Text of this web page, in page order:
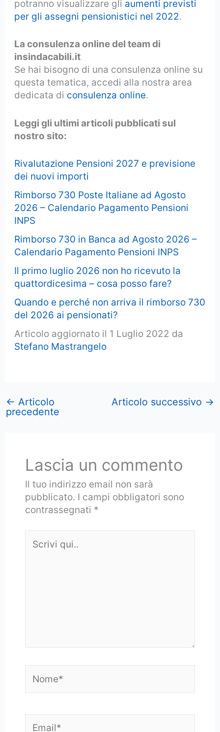
potranno visualizzare gli aumenti previsti
per gli assegni pensionistici nel 2022.
La consulenza online del team di
insindacabili.it
Se hai bisogno di una consulenza online su
questa tematica, accedi alla nostra area
dedicata di consulenza online.
Leggi gli ultimi articoli pubblicati sul
nostro sito:
Rivalutazione Pensioni 2027 e previsione
dei nuovi importi
Rimborso 730 Poste Italiane ad Agosto
2026 – Calendario Pagamento Pensioni
INPS
Rimborso 730 in Banca ad Agosto 2026 –
Calendario Pagamento Pensioni INPS
Il primo luglio 2026 non ho ricevuto la
quattordicesima – cosa posso fare?
Quando e perché non arriva il rimborso 730
del 2026 ai pensionati?
Articolo aggiornato il 1 Luglio 2022 da
Stefano Mastrangelo
← Articolo
precedente
Articolo successivo →
Lascia un commento
Il tuo indirizzo email non sarà
pubblicato. I campi obbligatori sono
contrassegnati *
qui..